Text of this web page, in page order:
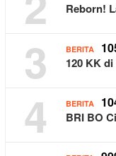
Reborn!
3 BERITA
120 KK
4 BERITA
BRI BO